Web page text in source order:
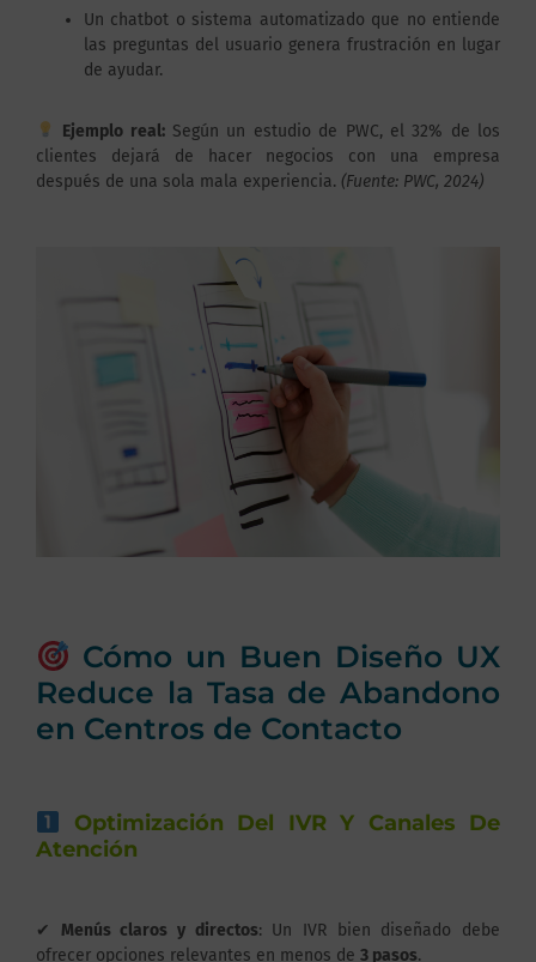
Un chatbot o sistema automatizado que no entiende
las preguntas del usuario genera frustración en lugar
de ayudar.
Ejemplo real:Según un estudio de PWC, el 32% de los
clientes dejará de hacer negocios con una empresa
después de una sola mala experiencia. (Fuente: PWC, 2024)
Cómo un Buen Diseño UX
Reduce la Tasa de Abandono
en Centros de Contacto
Optimización Del IVR Y Canales De
Atención
✔ Menús claros y directos: Un IVR bien diseñado debe
ofrecer opciones relevantes en menos de 3 pasos.